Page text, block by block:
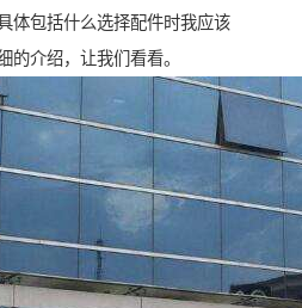
体包括什么选择配件时我应该
的介绍，让我们看看。